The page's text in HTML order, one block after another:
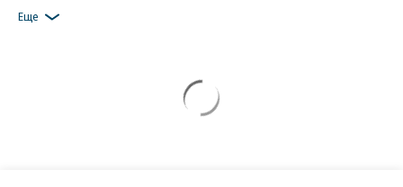
Еще